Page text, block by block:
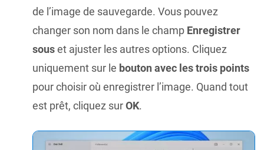
de l’image de sauvegarde. Vous pouvez
changer son nom dans le champ Enregistrer
souset ajuster les autres options. Cliquez
uniquement sur le bouton avec les trois points
pour choisir où enregistrer l’image. Quand tout
est prêt, cliquez surOK.